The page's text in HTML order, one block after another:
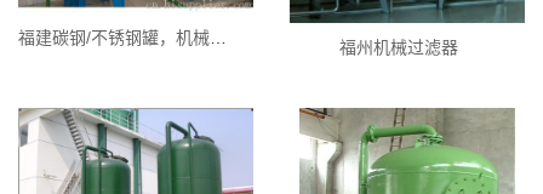
福州机械过滤器